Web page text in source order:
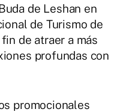
de Leshan en
de Turismo de
de atraer a más
profundas con
promocionales